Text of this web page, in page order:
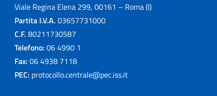
Viale Regina Elena 299, 00161 – Roma (I)
Partita I.V.A. 03657731000
C.F. 80211730587
Telefono: 06 4990 1
Fax: 06 4938 7118
PEC: protocollo.centrale@pec.iss.it